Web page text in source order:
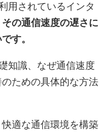
用されているインタ
その通信速度の遅さに
す。
知識、なぜ通信速度
ための具体的な方法
適な通信環境を構築